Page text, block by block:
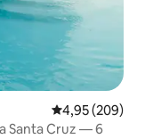
4,95 de uma
4,95 (209)
Santa Cruz — 6